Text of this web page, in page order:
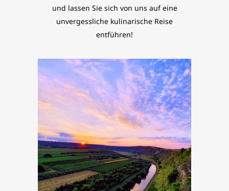
und lassen Sie sich von uns auf eine
unvergessliche kulinarische Reise
entführen!